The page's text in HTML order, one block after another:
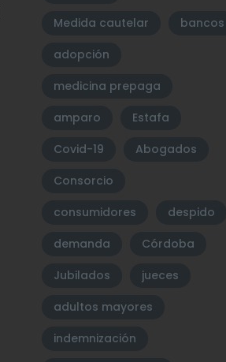
Medida cautelar
bancos
adopción
medicina prepaga
amparo
Estafa
Covid-19
Abogados
Consorcio
consumidores
despido
demanda
Córdoba
Jubilados
jueces
adultos mayores
indemnización